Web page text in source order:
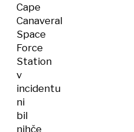
Cape
Canaveral
Space
Force
Station
v
incidentu
ni
bil
nihče